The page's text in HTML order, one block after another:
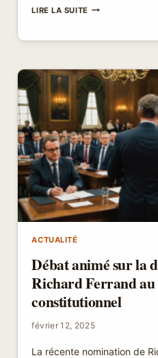
LIRE LA SUITEEMMANUEL
NARENDRA
:
MARSEILLE,
UNE
NOUVELLE
VOIE
FACE
AUX
DÉFIS
DES
‘ROUTES
DE
LA
SOIE’
ACTUALITÉ
Débat animé sur la
Richard Ferrand au
constitutionnel
février 12, 2025
La récente nomination de